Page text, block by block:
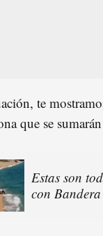
te
que se
Estas son
con